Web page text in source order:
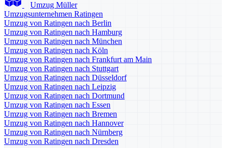
Umzug Müller
Umzugsunternehmen Ratingen
Umzug von Ratingen nach Berlin
Umzug von Ratingen nach Hamburg
Umzug von Ratingen nach München
Umzug von Ratingen nach Köln
Umzug von Ratingen nach Frankfurt am Main
Umzug von Ratingen nach Stuttgart
Umzug von Ratingen nach Düsseldorf
Umzug von Ratingen nach Leipzig
Umzug von Ratingen nach Dortmund
Umzug von Ratingen nach Essen
Umzug von Ratingen nach Bremen
Umzug von Ratingen nach Hannover
Umzug von Ratingen nach Nürnberg
Umzug von Ratingen nach Dresden